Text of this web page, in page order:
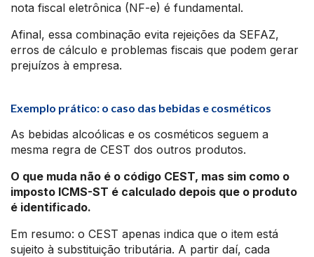
nota fiscal eletrônica (NF-e) é fundamental.
Afinal, essa combinação evita rejeições da SEFAZ,
erros de cálculo e problemas fiscais que podem gerar
prejuízos à empresa.
Exemplo prático: o caso das bebidas e cosméticos
As bebidas alcoólicas e os cosméticos seguem a
mesma regra de CEST dos outros produtos.
O que muda não é o código CEST, mas sim como o
imposto ICMS-ST é calculado depois que o produto
é identificado.
Em resumo: o CEST apenas indica que o item está
sujeito à substituição tributária. A partir daí, cada